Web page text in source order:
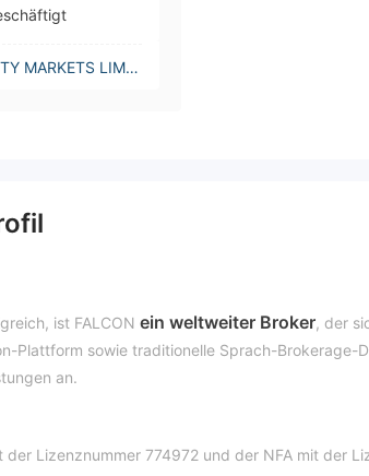
MARKETS LIMIT
ist FALCON ein weltweiter Broker, der
Plattform sowie traditionelle Sprach-Brokerage-
an.
der Lizenznummer 774972 und der NFA mit der